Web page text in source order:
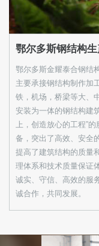
鄂尔多斯钢结构
鄂尔多斯金耀泰合钢结
主要承接钢结构制作加
铁，机场，桥梁等大、
安装为一体的钢结构建
上，创造放心的工程”
备，突出了高效、安全
提高了建筑结构的质量
理体系和技术质量保证
诚实、守信、高效的服
诚合作，共同发展。